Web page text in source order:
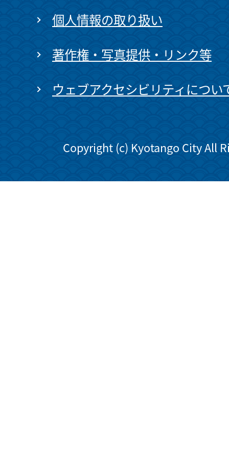
個人情報の取り扱い
著作権・写真提供・リンク等
ウェブアクセシビリティについ
Copyright (c) Kyotango City All